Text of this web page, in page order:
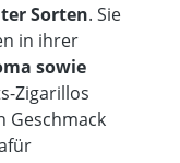
Sorten. Sie
in ihrer
sowie
Zigarillos
Geschmack